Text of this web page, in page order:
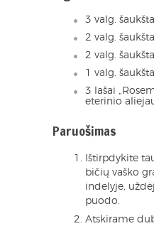
3 valg.
2 valg.
2 valg.
1 valg.
3 lašai
eterinio
Paruošimas
Ištirpdykite
bičių vaško
indelyje,
puodo.
Atskirame